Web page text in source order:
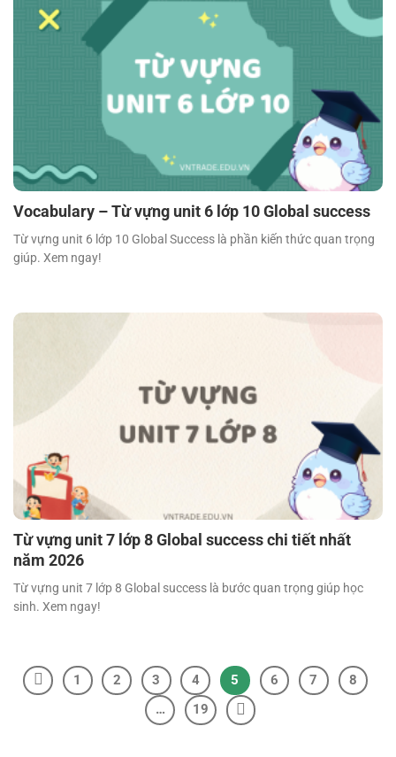
Vocabulary – Từ vựng unit 6 lớp 10 Global success
Từ vựng unit 6 lớp 10 Global Success là phần kiến thức quan trọng
giúp. Xem ngay!
Từ vựng unit 7 lớp 8 Global success chi tiết nhất
năm 2026
Từ vựng unit 7 lớp 8 Global success là bước quan trọng giúp học
sinh. Xem ngay!
1 2 3 4 5 6 7
8
…
19